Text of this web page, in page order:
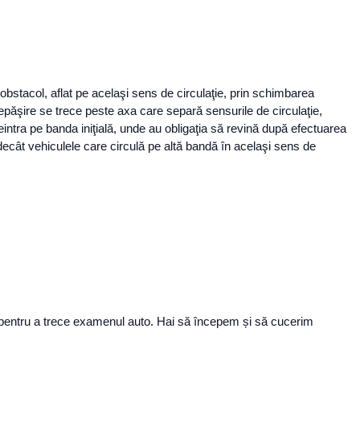
aflat pe acelaşi sens de circulaţie, prin schimbarea
se trece peste axa care separă sensurile de circulaţie,
pe banda iniţială, unde au obligaţia să revină după efectuarea
vehiculele care circulă pe altă bandă în acelaşi sens de
a trece examenul auto. Hai să începem și să cucerim